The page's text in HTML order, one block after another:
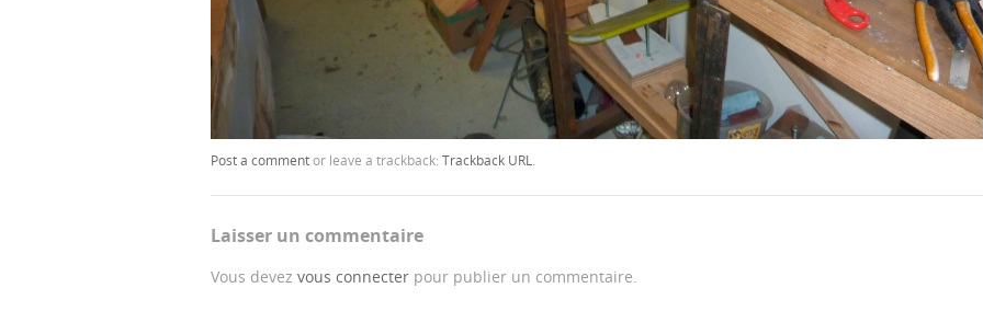
Post a commentor leave a trackback: Trackback URL.
Laisser un commentaire
Vous devez vous connecter pour publier un commentaire.